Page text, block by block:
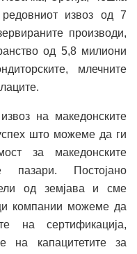
извоз од 7
производи,
од 5,8 милиони
млечните
на македонските
што можеме да ги
за македонските
пазари. Постојано
од земјава и сме
компании можеме да
на сертификација,
на капацитетите за